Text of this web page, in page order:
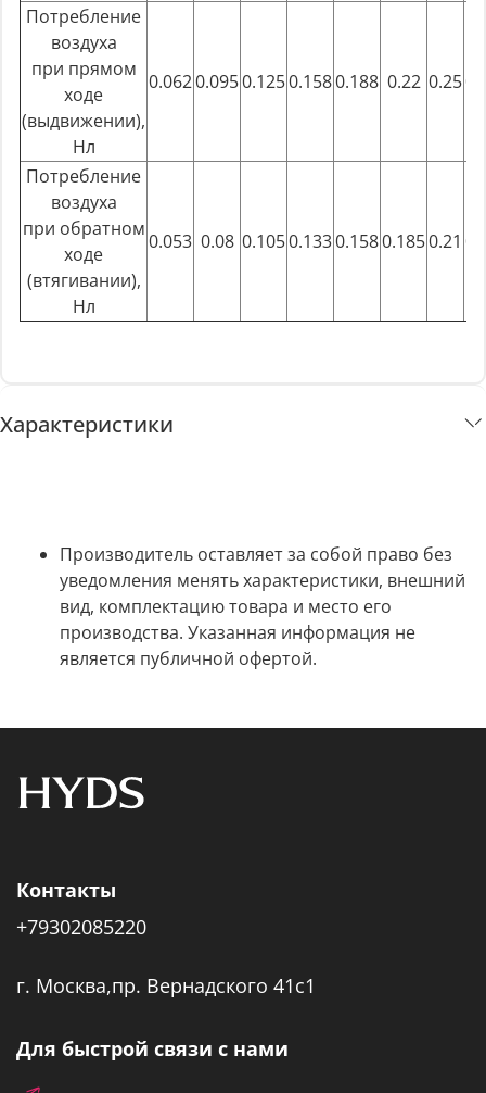
Потребление
воздуха
при прямом
ходе
(выдвижении),
Нл
0.0620.0950.1250.1580.188 0.22 0.25
Потребление
воздуха
при обратном
ходе
(втягивании),
Нл
0.053 0.08 0.1050.1330.1580.1850.21
Характеристики
Производитель оставляет за собой право без
уведомления менять характеристики, внешний
вид, комплектацию товара и место его
производства. Указанная информация не
является публичной офертой.
Контакты
+79302085220
г. Москва,пр. Вернадского 41с1
Для быстрой связи с нами